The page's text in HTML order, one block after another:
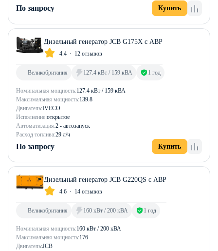
По запросу Купить
Дизельный генератор JCB G175X с АВР
4.4 12 отзывов
Номинальная мощность:127.4 кВт / 159 кВА
Максимальная мощность:139.8
Двигатель:IVECO
Исполнение:открытое
Автоматизация:2 - автозапуск
Расход топлива:29 л/ч
Великобритания 127.4 кВт / 159 кВА 1 год
По запросу Купить
Дизельный генератор JCB G220QS с АВР
4.6 14 отзывов
Номинальная мощность:160 кВт / 200 кВА
Максимальная мощность:176
Двигатель:JCB
Великобритания 160 кВт / 200 кВА 1 год